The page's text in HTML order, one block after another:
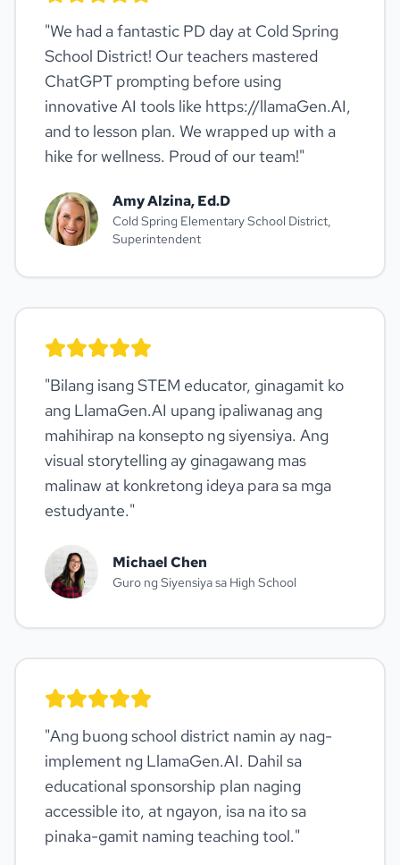
"We had a fantastic PD day at Cold Spring
School District! Our teachers mastered
ChatGPT prompting before using
innovative AI tools like https://llamaGen.AI,
and to lesson plan. We wrapped up with a
hike for wellness. Proud of our team!"
Amy Alzina, Ed.D
Cold Spring Elementary School District,
Superintendent
"Bilang isang STEM educator, ginagamit ko
ang LlamaGen.AI upang ipaliwanag ang
mahihirap na konsepto ng siyensiya. Ang
visual storytelling ay ginagawang mas
malinaw at konkretong ideya para sa mga
estudyante."
Michael Chen
Guro ng Siyensiya sa High School
"Ang buong school district namin ay nag-
implement ng LlamaGen.AI. Dahil sa
educational sponsorship plan naging
accessible ito, at ngayon, isa na ito sa
pinaka-gamit naming teaching tool."